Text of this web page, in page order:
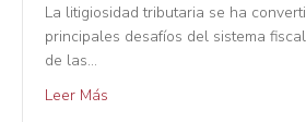
La litigiosidad tributaria se ha
principales desafíos del sistema
de las…
Leer Más